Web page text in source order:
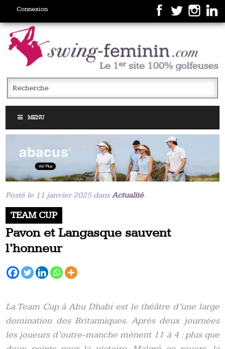
Connexion
MENU
Posté le 11 janvier 2025 dansActualité.
TEAM CUP
Pavon et Langasque sauvent
l’honneur
La Team Cup à Abu Dhabi est le théâtre d’une large
domination des Britanniques. Après deux journées
les joueurs d’outre-manche mènent 11 à 4 : plus que